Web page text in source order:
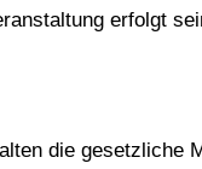
erfolgt
die gesetzliche